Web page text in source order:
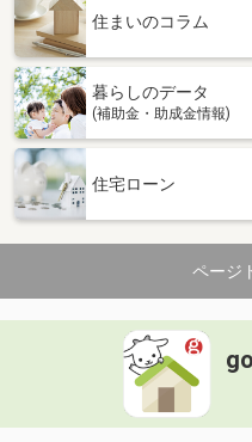
住まいのコラム
暮らしのデータ
(補助金・助成金情報)
住宅ローン
ページ